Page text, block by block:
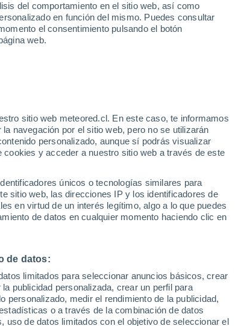
del comportamiento en el sitio web, así como
en función del mismo. Puedes consultar
el consentimiento pulsando el botón
web.
sitio web meteored.cl. En este caso, te informamos
navegación por el sitio web, pero no se utilizarán
personalizado, aunque sí podrás visualizar
y acceder a nuestro sitio web a través de este
únicos o tecnologías similares para
sitio web, las direcciones IP y los identificadores de
en virtud de un interés legítimo, algo a lo que puedes
de datos en cualquier momento haciendo clic en
de datos:
limitados para seleccionar anuncios básicos, crear
publicidad personalizada, crear un perfil para
personalizado, medir el rendimiento de la publicidad,
o a través de la combinación de datos
de datos limitados con el objetivo de seleccionar el
...
Por hora
Modelos
Miércoles
12 Ago
13 Ago
14 Ago